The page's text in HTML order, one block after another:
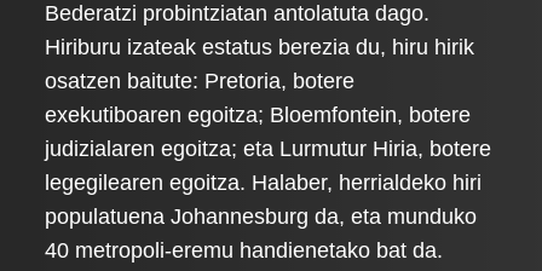
Bederatzi probintziatan antolatuta dago.
Hiriburu izateak estatus berezia du, hiru hirik
osatzen baitute: Pretoria, botere
exekutiboaren egoitza; Bloemfontein, botere
judizialaren egoitza; eta Lurmutur Hiria, botere
legegilearen egoitza. Halaber, herrialdeko hiri
populatuena Johannesburg da, eta munduko
40 metropoli-eremu handienetako bat da.